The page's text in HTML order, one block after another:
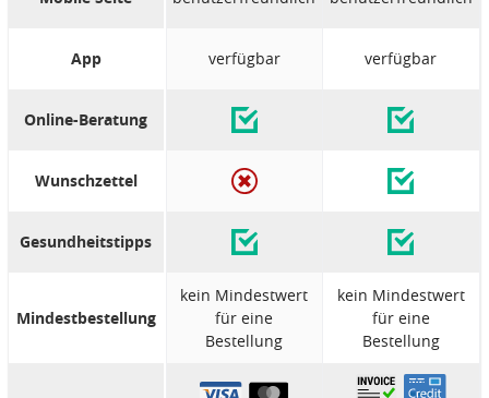
App verfügbar verfügbar
Online-Beratung
Wunschzettel
Gesundheitstipps
Mindestbestellung
kein Mindestwert
für eine
Bestellung
kein Mindestwert
für eine
Bestellung